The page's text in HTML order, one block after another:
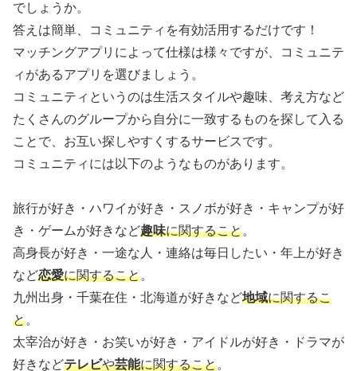
でしょうか。
答えは簡単、コミュニティを有効活用するだけです！
マッチングアプリによって仕様は様々ですが、コミュニテ
ィがあるアプリを選びましょう。
コミュニティというのは生活スタイルや趣味、考え方など
たくさんのグループから自分に一致するものを探して入る
ことで、お互い探しやすくするサービスです。
コミュニティには以下のようなものがあります。
旅行が好き・ハワイが好き・スノボが好き・キャンプが好
き・ゲームが好きなど趣味に関すること。
高身長が好き・一途な人・連絡は毎日したい・年上が好き
など恋愛に関すること。
九州出身・千葉在住・北海道が好きなど地域に関するこ
と。
太宰治が好き・お笑いが好き・アイドルが好き・ドラマが
好きなどテレビや芸能に関すること。